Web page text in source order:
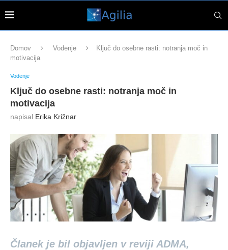
Domov Vodenje
Ključ do osebne rasti: notranja moč in
motivacija
Vodenje
Ključ do osebne rasti: notranja moč in
motivacija
napisal Erika Križnar
Članek je bil objavljen v reviji ADMA,